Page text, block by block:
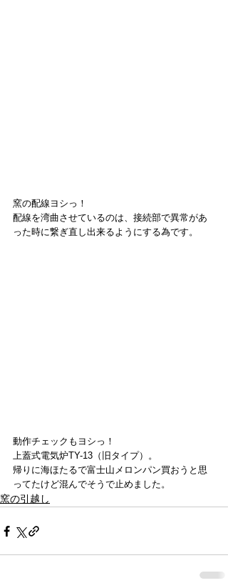
窯の配線ヨシっ！
配線を湾曲させているのは、接続部で異常があ
った時に繋ぎ直し出来るようにする為です。
動作チェックもヨシっ！
上蓋式電気炉TY-13（旧タイプ）。
帰りに海ほたるで富士山メロンパン買おうと思
ってたけど混んでそうで止めました。
窯の引越し